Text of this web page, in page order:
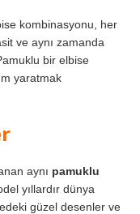
kombinasyonu, her
ve aynı zamanda
bir elbise
yaratmak
aynı pamuklu
yıllardır dünya
güzel desenler ve